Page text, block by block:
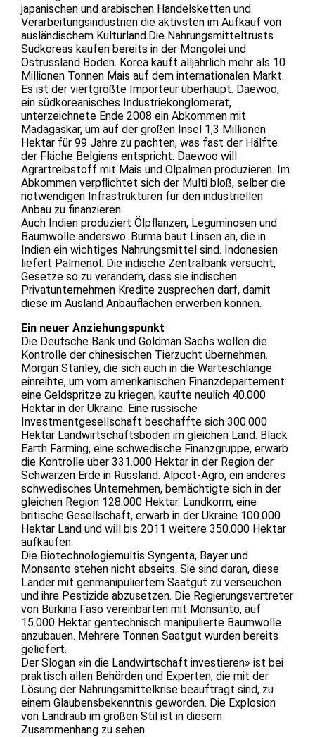
japanischen und arabischen Handelsketten und
Verarbeitungsindustrien die aktivsten im Aufkauf von
ausländischem Kulturland.Die Nahrungsmitteltrusts
Südkoreas kaufen bereits in der Mongolei und
Ostrussland Böden. Korea kauft alljährlich mehr als 10
Millionen Tonnen Mais auf dem internationalen Markt.
Es ist der viertgrößte Importeur überhaupt. Daewoo,
ein südkoreanisches Industriekonglomerat,
unterzeichnete Ende 2008 ein Abkommen mit
Madagaskar, um auf der großen Insel 1,3 Millionen
Hektar für 99 Jahre zu pachten, was fast der Hälfte
der Fläche Belgiens entspricht. Daewoo will
Agrartreibstoff mit Mais und Ölpalmen produzieren. Im
Abkommen verpflichtet sich der Multi bloß, selber die
notwendigen Infrastrukturen für den industriellen
Anbau zu finanzieren.
Auch Indien produziert Ölpflanzen, Leguminosen und
Baumwolle anderswo. Burma baut Linsen an, die in
Indien ein wichtiges Nahrungsmittel sind. Indonesien
liefert Palmenöl. Die indische Zentralbank versucht,
Gesetze so zu verändern, dass sie indischen
Privatunternehmen Kredite zusprechen darf, damit
diese im Ausland Anbauflächen erwerben können.
Ein neuer Anziehungspunkt
Die Deutsche Bank und Goldman Sachs wollen die
Kontrolle der chinesischen Tierzucht übernehmen.
Morgan Stanley, die sich auch in die Warteschlange
einreihte, um vom amerikanischen Finanzdepartement
eine Geldspritze zu kriegen, kaufte neulich 40.000
Hektar in der Ukraine. Eine russische
Investmentgesellschaft beschaffte sich 300.000
Hektar Landwirtschaftsboden im gleichen Land. Black
Earth Farming, eine schwedische Finanzgruppe, erwarb
die Kontrolle über 331.000 Hektar in der Region der
Schwarzen Erde in Russland. Alpcot-Agro, ein anderes
schwedisches Unternehmen, bemächtigte sich in der
gleichen Region 128.000 Hektar. Landkorm, eine
britische Gesellschaft, erwarb in der Ukraine 100.000
Hektar Land und will bis 2011 weitere 350.000 Hektar
aufkaufen.
Die Biotechnologiemultis Syngenta, Bayer und
Monsanto stehen nicht abseits. Sie sind daran, diese
Länder mit genmanipuliertem Saatgut zu verseuchen
und ihre Pestizide abzusetzen. Die Regierungsvertreter
von Burkina Faso vereinbarten mit Monsanto, auf
15.000 Hektar gentechnisch manipulierte Baumwolle
anzubauen. Mehrere Tonnen Saatgut wurden bereits
geliefert.
Der Slogan «in die Landwirtschaft investieren» ist bei
praktisch allen Behörden und Experten, die mit der
Lösung der Nahrungsmittelkrise beauftragt sind, zu
einem Glaubensbekenntnis geworden. Die Explosion
von Landraub im großen Stil ist in diesem
Zusammenhang zu sehen.